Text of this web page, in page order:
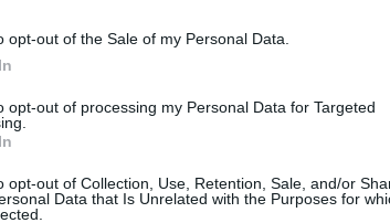
opt-out of the Sale of my Personal Data.
opt-out of processing my Personal Data for Targeted
opt-out of Collection, Use, Retention, Sale, and/or
Data that Is Unrelated with the Purposes for
Simone Marini-, perché
delle nostre migliori partite e il
La partita è cambiata più volte, siamo
troppo, ma abbiamoavuto la forza di
fine
noi